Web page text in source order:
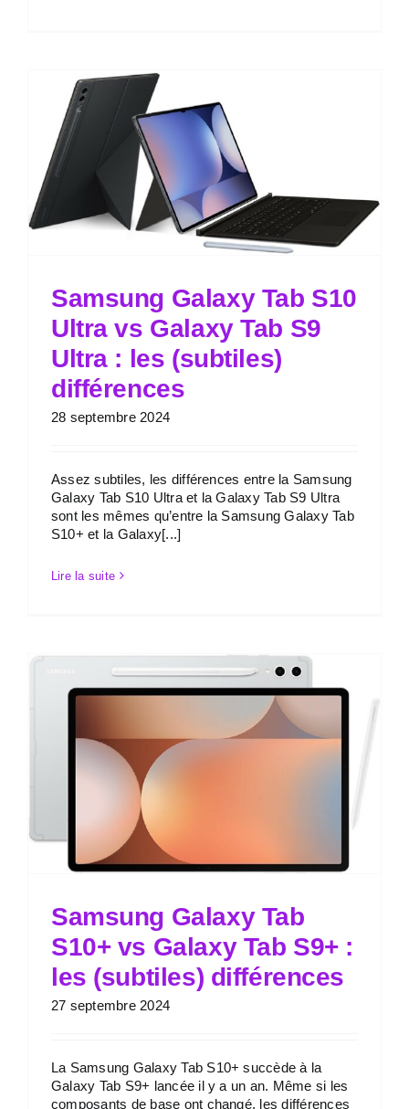
Samsung Galaxy Tab S10
Ultra vs Galaxy Tab S9
Ultra : les (subtiles)
différences
28 septembre 2024
Assez subtiles, les différences entre la Samsung
Galaxy Tab S10 Ultra et la Galaxy Tab S9 Ultra
sont les mêmes qu’entre la Samsung Galaxy Tab
S10+ et la Galaxy[...]
Lire la suite
Samsung Galaxy Tab
S10+ vs Galaxy Tab S9+ :
les (subtiles) différences
27 septembre 2024
La Samsung Galaxy Tab S10+ succède à la
Galaxy Tab S9+ lancée il y a un an. Même si les
composants de base ont changé, les différences